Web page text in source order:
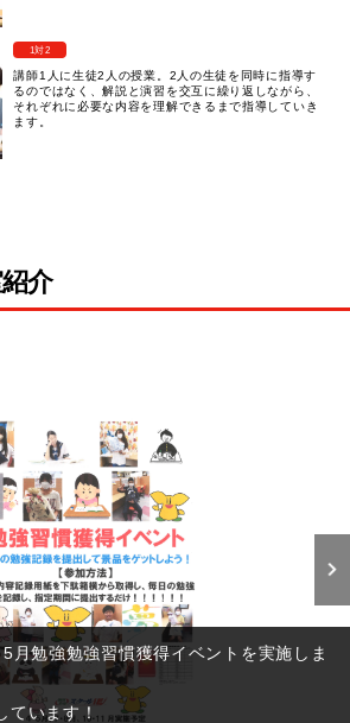
1対2
講師1人に生徒2人の授業。2人の生徒を同時に指導す
るのではなく、解説と演習を交互に繰り返しながら、
それぞれに必要な内容を理解できるまで指導していき
ます。
介
での頑張りを応援しています！
て高校生も
過去最高なんて中学生も
中位以下の成績の生徒も、毎日の努力を
のすごく成長するものです。